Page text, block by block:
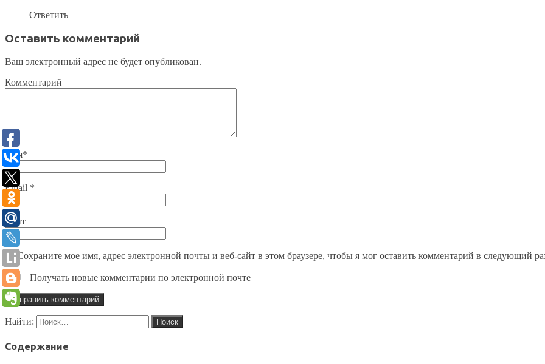
Ответить
Оставить комментарий
Ваш электронный адрес не будет опубликован.
Комментарий
Имя*
Email *
Сайт
Сохраните мое имя, адрес электронной почты и веб-сайт в этом браузере, чтобы я мог оставить комментарий в следующий
Получать новые комментарии по электронной почте
Найти:
Содержание